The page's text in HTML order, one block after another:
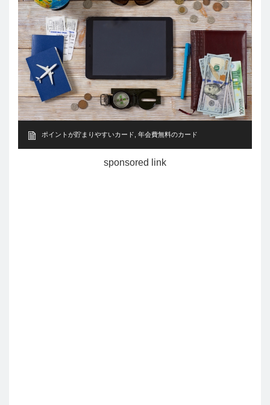
ポイントが貯まりやすいカード 年会費無料のカード
sponsored link